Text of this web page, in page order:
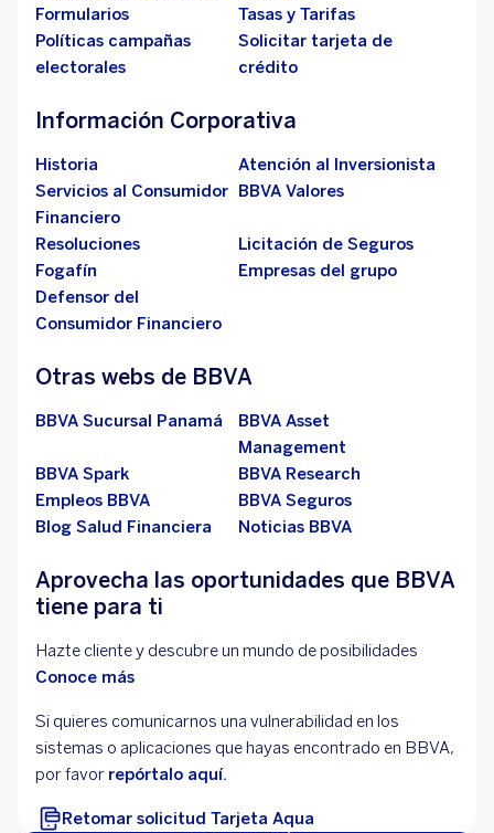
Formularios
Tasas y Tarifas
Políticas campañas
electorales
Solicitar tarjeta de
crédito
Información Corporativa
Historia
Atención al Inversionista
Servicios al Consumidor
Financiero
BBVA Valores
Resoluciones
Licitación de Seguros
Fogafín
Empresas del grupo
Defensor del
Consumidor Financiero
Otras webs de BBVA
BBVA Sucursal Panamá
BBVA Asset
Management
BBVA Spark
BBVA Research
Empleos BBVA
BBVA Seguros
Blog Salud Financiera
Noticias BBVA
Aprovecha las oportunidades que BBVA
tiene para ti
Hazte cliente y descubre un mundo de posibilidades
Conoce más
Si quieres comunicarnos una vulnerabilidad en los
sistemas o aplicaciones que hayas encontrado en BBVA,
por favor repórtalo aquí.
Retomar solicitud Tarjeta Aqua